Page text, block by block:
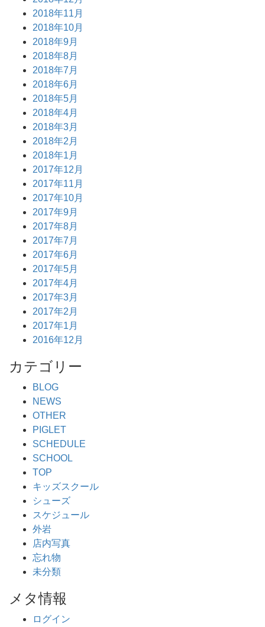
2018年11月
2018年10月
2018年9月
2018年8月
2018年7月
2018年6月
2018年5月
2018年4月
2018年3月
2018年2月
2018年1月
2017年12月
2017年11月
2017年10月
2017年9月
2017年8月
2017年7月
2017年6月
2017年5月
2017年4月
2017年3月
2017年2月
2017年1月
2016年12月
カテゴリー
BLOG
NEWS
OTHER
PIGLET
SCHEDULE
SCHOOL
TOP
キッズスクール
シューズ
スケジュール
外岩
店内写真
忘れ物
未分類
メタ情報
ログイン